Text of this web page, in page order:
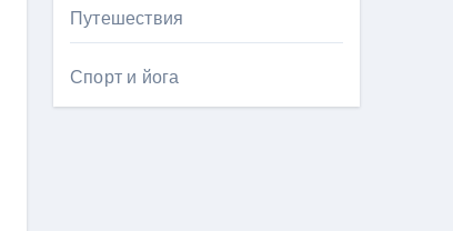
Путешествия
Спорт и йога